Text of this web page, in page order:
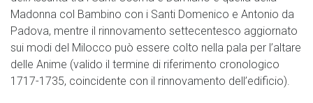
Madonna col Bambino con i Santi Domenico e Antonio da
Padova, mentre il rinnovamento settecentesco aggiornato
sui modi del Milocco può essere colto nella pala per l’altare
delle Anime (valido il termine di riferimento cronologico
1717-1735, coincidente con il rinnovamento dell’edificio).